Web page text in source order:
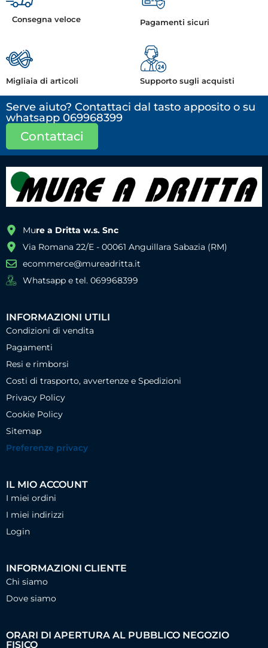
Consegna veloce Pagamenti sicuri
Migliaia di articoli Supporto sugli acquisti
Serve aiuto? Contattaci dal tasto apposito o su
whatsapp 069968399
Contattaci
Mure a Dritta w.s. Snc
Via Romana 22/E - 00061 Anguillara Sabazia (RM)
ecommerce@mureadritta.it
Whatsapp e tel. 069968399
INFORMAZIONI UTILI
Condizioni di vendita
Pagamenti
Resi e rimborsi
Costi di trasporto, avvertenze e Spedizioni
Privacy Policy
Cookie Policy
Sitemap
Preferenze privacy
IL MIO ACCOUNT
I miei ordini
I miei indirizzi
Login
INFORMAZIONI CLIENTE
Chi siamo
Dove siamo
ORARI DI APERTURA AL PUBBLICO NEGOZIO
FISICO